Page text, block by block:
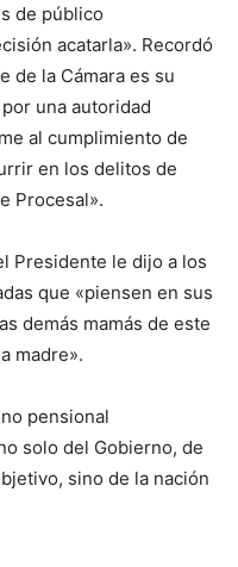
de público
acatarla». Recordó
de la Cámara es su
una autoridad
al cumplimiento de
en los delitos de
Procesal».
Presidente le dijo a los
que «piensen en sus
demás mamás de este
madre».
pensional
solo del Gobierno, de
sino de la nación